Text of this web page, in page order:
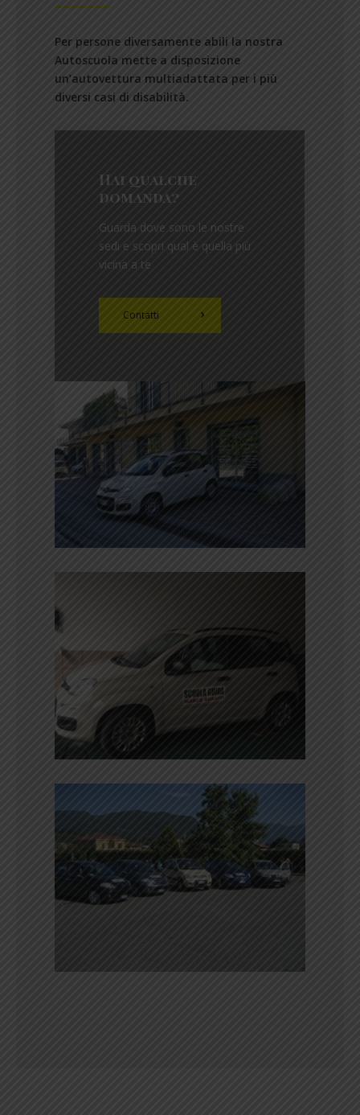
Per persone diversamente abili la nostra
Autoscuola mette a disposizione
un’autovettura multiadattata per i più
diversi casi di disabilità.
Hai qualche
domanda?
Guarda dove sono le nostre
sedi e scopri qual è quella più
vicina a te
Contatti